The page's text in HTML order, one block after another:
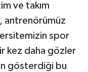
ve takım
antrenörümüz
spor
kez daha gözler
gösterdiği bu